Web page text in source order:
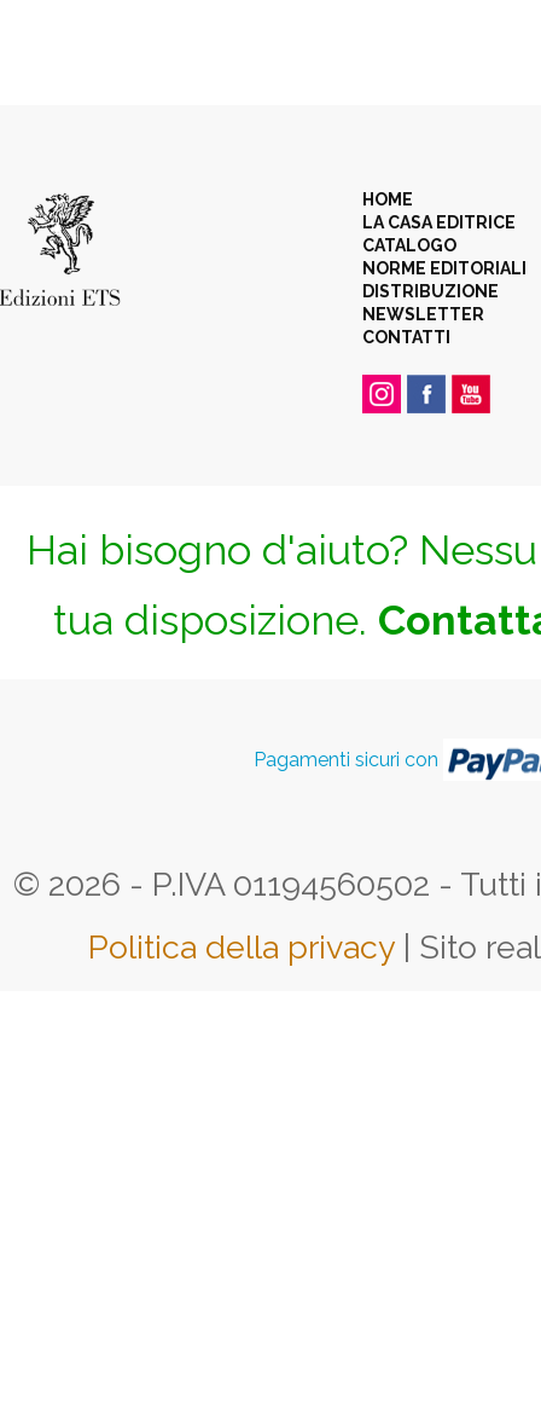
HOME
LA CASA EDITRICE
CATALOGO
NORME EDITORIALI
DISTRIBUZIONE
NEWSLETTER
CONTATTI
Hai bisogno d'aiuto?
tua disposizione.
Pagamenti sicuri con
© 2026 - P.IVA 01194560502 -
Politica della privacy | Sito